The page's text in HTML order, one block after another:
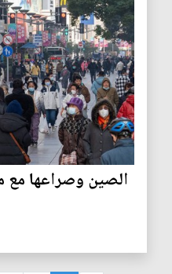
الصين وصراعها مع